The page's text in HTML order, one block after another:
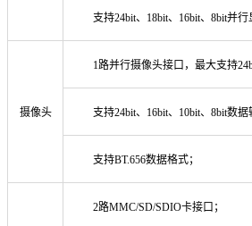
支持24bit、18bit、16bit、8bit并行
摄像头
1路并行摄像头接口，最大支持
支持24bit、16bit、10bit、8bit数据
支持BT.656数据格式；
2路MMC/SD/SDIO卡接口；